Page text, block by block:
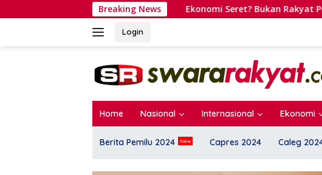
ke
Breaking News
Ekonomi Seret? Bukan Rakyat Penyebabnya, Tapi
Login
Home Nasional Internasional Ekonomi
Berita Pemilu 2024 Capres 2024 Caleg